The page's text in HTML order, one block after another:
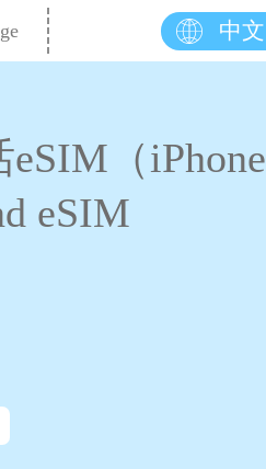
中文
（iPhone
eSIM